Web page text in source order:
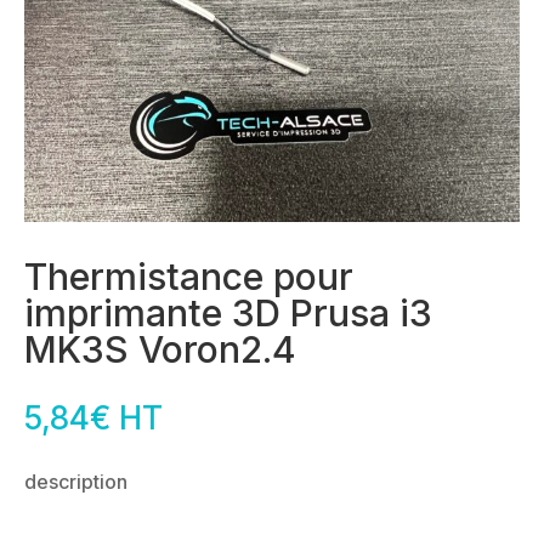
Thermistance pour
imprimante 3D Prusa i3
MK3S Voron2.4
5,84€ HT
description